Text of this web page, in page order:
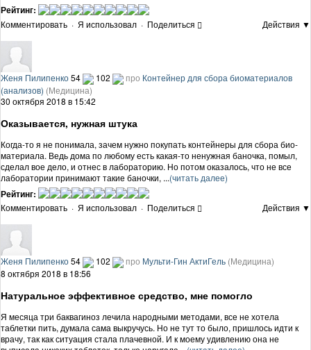
Рейтинг:
Комментировать · Я использовал · Поделиться Действия ▼
Женя Пилипенко54 102 про Контейнер для сбора биоматериалов
(анализов) (Медицина)
30 октября 2018 в 15:42
Оказывается, нужная штука
Когда-то я не понимала, зачем нужно покупать контейнеры для сбора био-
материала. Ведь дома по любому есть какая-то ненужная баночка, помыл,
сделал вое дело, и отнес в лабораторию. Но потом оказалось, что не все
лаборатории принимают такие баночки, ...(читать далее)
Рейтинг:
Комментировать · Я использовал · Поделиться Действия ▼
Женя Пилипенко54 102 про Мульти-Гин АктиГель (Медицина)
8 октября 2018 в 18:56
Натуральное эффективное средство, мне помогло
Я месяца три баквагиноз лечила народными методами, все не хотела
таблетки пить, думала сама выкручусь. Но не тут то было, пришлось идти к
врачу, так как ситуация стала плачевной. И к моему удивлению она не